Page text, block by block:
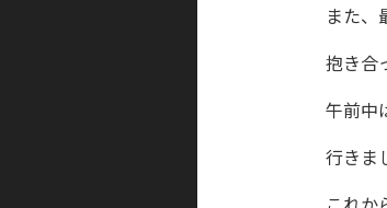
また、
抱き合
午前中
行きま